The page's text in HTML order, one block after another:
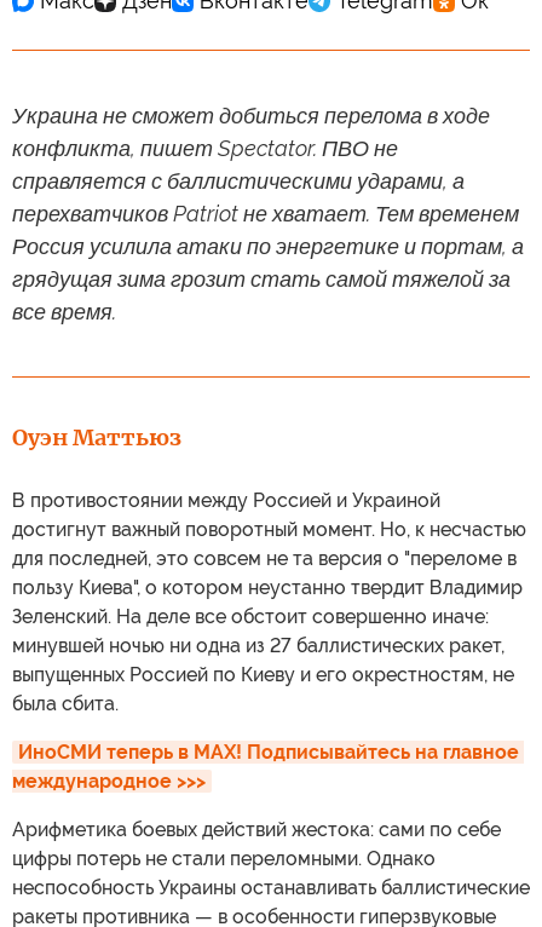
Украина не сможет добиться перелома в ходе
конфликта, пишет Spectator. ПВО не
справляется с баллистическими ударами, а
перехватчиков Patriot не хватает. Тем временем
Россия усилила атаки по энергетике и портам, а
грядущая зима грозит стать самой тяжелой за
все время.
Оуэн Маттьюз
В противостоянии между Россией и Украиной
достигнут важный поворотный момент. Но, к несчастью
для последней, это совсем не та версия о "переломе в
пользу Киева", о котором неустанно твердит Владимир
Зеленский. На деле все обстоит совершенно иначе:
минувшей ночью ни одна из 27 баллистических ракет,
выпущенных Россией по Киеву и его окрестностям, не
была сбита.
ИноСМИ теперь в MAX! Подписывайтесь на главное
международное >>>
Арифметика боевых действий жестока: сами по себе
цифры потерь не стали переломными. Однако
неспособность Украины останавливать баллистические
ракеты противника — в особенности гиперзвуковые